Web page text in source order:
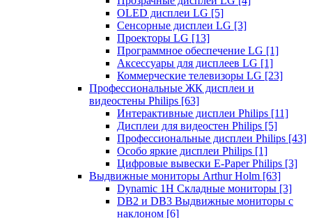
OLED дисплеи LG [5]
Сенсорные дисплеи LG [3]
Проекторы LG [13]
Программное обеспечение LG [1]
Аксессуары для дисплеев LG [1]
Коммерческие телевизоры LG [23]
Профессиональные ЖК дисплеи и
видеостены Philips [63]
Интерактивные дисплеи Philips [11]
Дисплеи для видеостен Philips [5]
Профессиональные дисплеи Philips [43]
Особо яркие дисплеи Philips [1]
Цифровые вывески E-Paper Philips [3]
Выдвижные мониторы Arthur Holm [63]
Dynamic 1Н Складные мониторы [3]
DB2 и DB3 Выдвижные мониторы с
наклоном [6]